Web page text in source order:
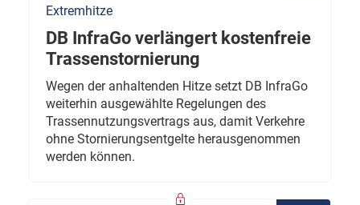
Extremhitze
DB InfraGo verlängert kostenfreie
Trassenstornierung
Wegen der anhaltenden Hitze setzt DB InfraGo
weiterhin ausgewählte Regelungen des
Trassennutzungsvertrags aus, damit Verkehre
ohne Stornierungsentgelte herausgenommen
werden können.